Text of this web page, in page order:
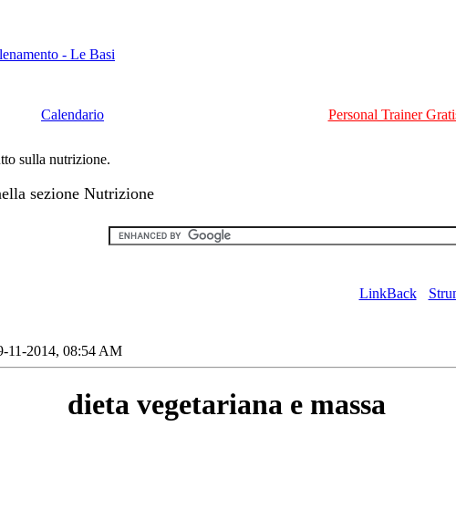
- Le Basi
Calendario Personal Trainer
sulla nutrizione.
sezione Nutrizione
LinkBack
11-2014, 08:54 AM
dieta vegetariana e massa